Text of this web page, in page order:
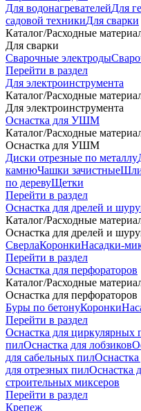
Для водонагревателейДля
садовой техникиДля сварки
Каталог/Расходные
Для сварки
Сварочные электроды
Перейти в раздел
Для электроинструмента
Каталог/Расходные
Для электроинструмента
Оснастка для УШМ
Каталог/Расходные
Оснастка для УШМ
Диски отрезные по металлу
камнюЧашки зачистные
по деревуЩетки
Перейти в раздел
Оснастка для дрелей и
Каталог/Расходные
Оснастка для дрелей и
СверлаКоронкиНасадки-
Перейти в раздел
Оснастка для перфораторов
Каталог/Расходные
Оснастка для перфораторов
Буры по бетонуКоронки
Перейти в раздел
Оснастка для циркулярных
пилОснастка для лобзиков
для сабельных пилОснастка
для отрезных пилОснастка
строительных миксеров
Перейти в раздел
Крепеж